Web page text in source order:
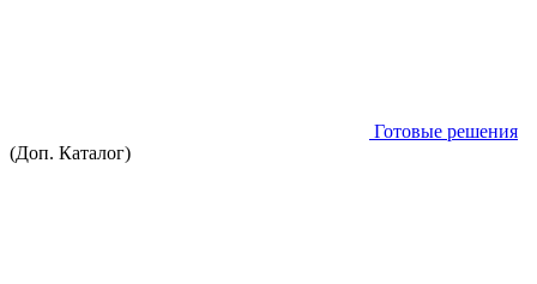
Готовые решения
(Доп. Каталог)